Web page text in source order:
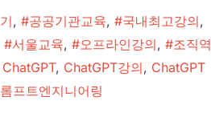
, #공공기관교육, #국내최고강의,
#서울교육, #오프라인강의, #조직역
ChatGPT, ChatGPT강의, ChatGPT
프트엔지니어링